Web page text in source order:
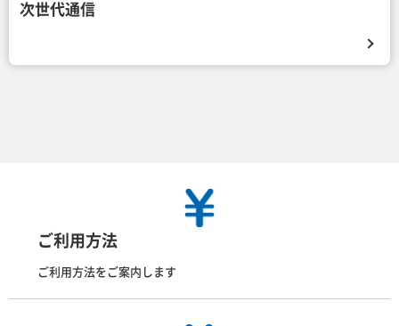
次世代通信
ご利用方法
ご利用方法をご案内します